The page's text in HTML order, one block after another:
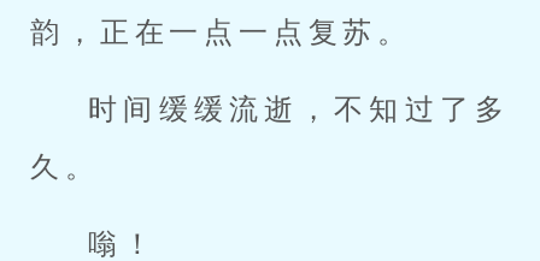
韵，正在一点一点复苏。
时间缓缓流逝，不知过了多
久。
嗡！